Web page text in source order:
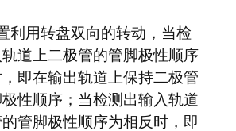
利用转盘双向的转动，当检
道上二极管的管脚极性顺序
即在输出轨道上保持二极管
性顺序；当检测出输入轨道
的管脚极性顺序为相反时，即